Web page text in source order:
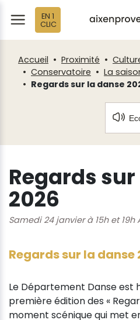
EN 1
CLIC
Accueil Proximité
Conservatoire
La
Regards sur la danse
Regards
2026
Samedi 24 janvier à 15h et
Regards sur la danse
Le Département Danse est
première édition des «
moment scénique qui met
Fenêtre
de
chat
Panneau de gestion des cookies